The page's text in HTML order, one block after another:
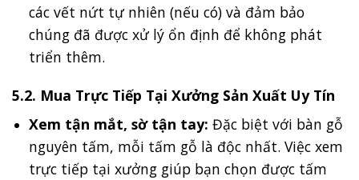
các vết nứt tự nhiên (nếu có) và đảm bảo
chúng đã được xử lý ổn định để không phát
triển thêm.
5.2. Mua Trực Tiếp Tại Xưởng Sản Xuất Uy Tín
Xem tận mắt, sờ tận tay: Đặc biệt với bàn gỗ
nguyên tấm, mỗi tấm gỗ là độc nhất. Việc xem
trực tiếp tại xưởng giúp bạn chọn được tấm